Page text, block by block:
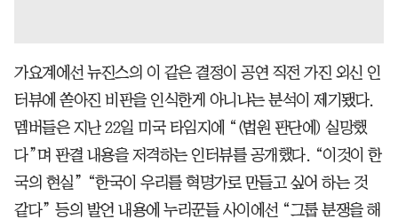
가요계에선 뉴진스의 이 같은 결정이 공연 직전 가진 외신 인
터뷰에 쏟아진 비판을 인식한게 아니냐는 분석이 제기됐다.
멤버들은 지난 22일 미국 타임지에 “(법원 판단에) 실망했
다”며 판결 내용을 저격하는 인터뷰를 공개했다. “이것이 한
국의 현실” “한국이 우리를 혁명가로 만들고 싶어 하는 것
같다” 등의 발언 내용에 누리꾼들 사이에선 “그룹 분쟁을 해